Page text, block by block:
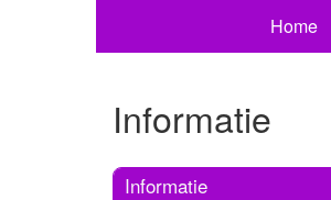
Home
Informatie
Informatie